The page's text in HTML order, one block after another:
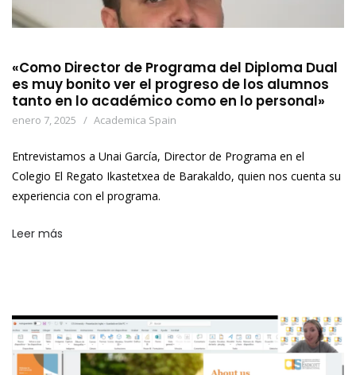
«Como Director de Programa del Diploma Dual
es muy bonito ver el progreso de los alumnos
tanto en lo académico como en lo personal»
enero 7, 2025 Academica Spain
Entrevistamos a Unai García, Director de Programa en el
Colegio El Regato Ikastetxea de Barakaldo, quien nos cuenta su
experiencia con el programa.
Leer más